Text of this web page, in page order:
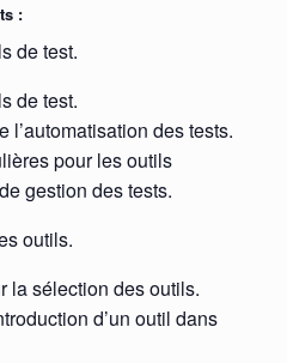
:
de test.
de test.
des tests.
pour les outils
gestion des tests.
outils.
la sélection des outils.
d’un outil dans